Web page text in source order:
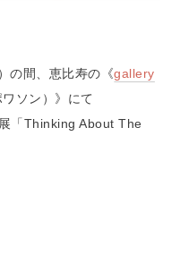
の間、恵比寿の《gallery
ワソン）》にて
「Thinking About The